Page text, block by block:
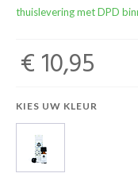
thuislevering met DPD
€ 10,95
KIES UW KLEUR